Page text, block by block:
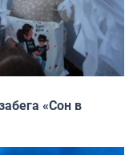
«Сон в